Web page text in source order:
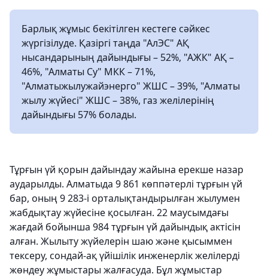
Барлық жұмыс бекітілген кестеге сәйкес
жүргізілуде. Қазіргі таңда "АлЭС" АҚ
нысандарының дайындығы – 52%, "АЖК" АҚ –
46%, "Алматы Су" МКК – 71%,
"Алматыжылужайэнерго" ЖШС – 39%, "Алматы
жылу жүйесі" ЖШС – 38%, газ желілерінің
дайындығы 57% болады.
Тұрғын үй қорын дайындау жайына ерекше назар
аударылды. Алматыда 9 861 көппәтерлі тұрғын үй
бар, оның 9 283-і орталықтандырылған жылумен
жабдықтау жүйесіне қосылған. 22 маусымдағы
жағдай бойынша 984 тұрғын үй дайындық актісін
алған. Жылыту жүйелерін шаю және қысыммен
тексеру, сондай-ақ үйішілік инженерлік желілерді
жөндеу жұмыстары жалғасуда. Бұл жұмыстар